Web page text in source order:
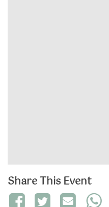
Share This Event